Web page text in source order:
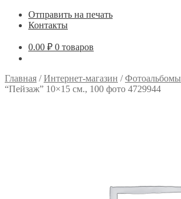
Отправить на печать
Контакты
0.00 ₽ 0 товаров
Главная /Интернет-магазин /Фотоальбомы
“Пейзаж” 10×15 см., 100 фото 4729944